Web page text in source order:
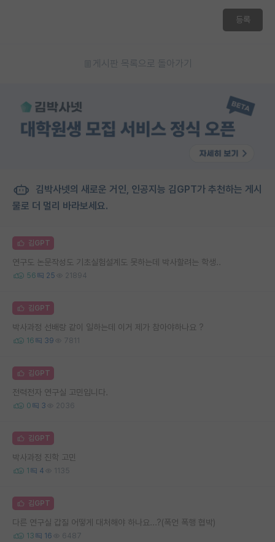
등록
게시판 목록으로 돌아가기
김박사넷의 새로운 거인, 인공지능 김GPT가 추천하는 게시
물로 더 멀리 바라보세요.
김GPT
연구도 논문작성도 기초실험설계도 못하는데 박사할려는 학생..
56 25 21894
김GPT
박사과정 선배랑 같이 일하는데 이거 제가 참아야하나요 ?
16 39 7811
김GPT
전력전자 연구실 고민입니다.
0 3 2036
김GPT
박사과정 진학 고민
1 4 1135
김GPT
다른 연구실 갑질 어떻게 대처해야 하나요...?(폭언 폭행 협박)
13 16 6487